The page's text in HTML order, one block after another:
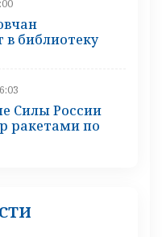
библиотеку
Силы России
ракетами по